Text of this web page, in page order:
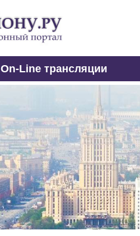
On-Line трансляции